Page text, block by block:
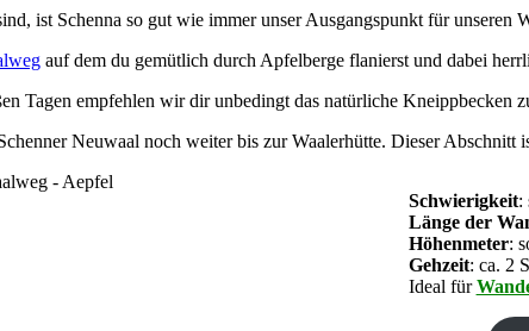
ist Schenna so gut wie immer unser Ausgangspunkt für unseren
auf dem du gemütlich durch Apfelberge flanierst und dabei
Tagen empfehlen wir dir unbedingt das natürliche Kneippbecken
Neuwaal noch weiter bis zur Waalerhütte. Dieser Abschnitt
Schwierigkeit:
Länge der
Höhenmeter:
Gehzeit: ca. 2
Ideal für